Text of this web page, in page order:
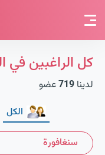
كل الراغبين في
لدينا 719عضو
الكل
سنغافورة